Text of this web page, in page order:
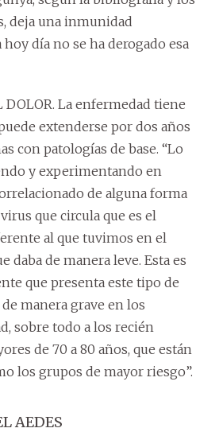
deja una inmunidad
día no se ha derogado esa
DOLOR. La enfermedad tiene
extenderse por dos años
con patologías de base. “Lo
y experimentando en
de alguna forma
que circula que es el
al que tuvimos en el
daba de manera leve. Esta es
que presenta este tipo de
manera grave en los
sobre todo a los recién
de 70 a 80 años, que están
los grupos de mayor riesgo”.
AEDES